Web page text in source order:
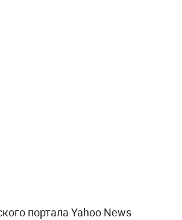
портала Yahoo News